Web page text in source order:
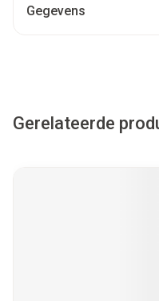
Gegevens
Gerelateerde